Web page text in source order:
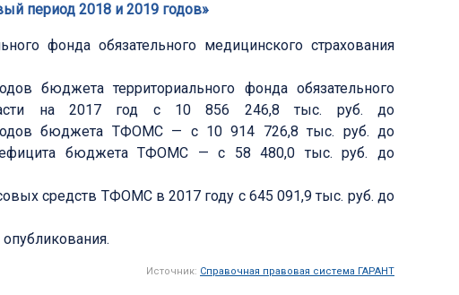
период 2018 и 2019 годов»
фонда обязательного медицинского страхования
бюджета территориального фонда обязательного
на 2017 год с 10 856 246,8 тыс. руб. до
бюджета ТФОМС — с 10 914 726,8 тыс. руб. до
бюджета ТФОМС — с 58 480,0 тыс. руб. до
средств ТФОМС в 2017 году с 645 091,9 тыс. руб. до
Источник: Справочная правовая система ГАРАНТ